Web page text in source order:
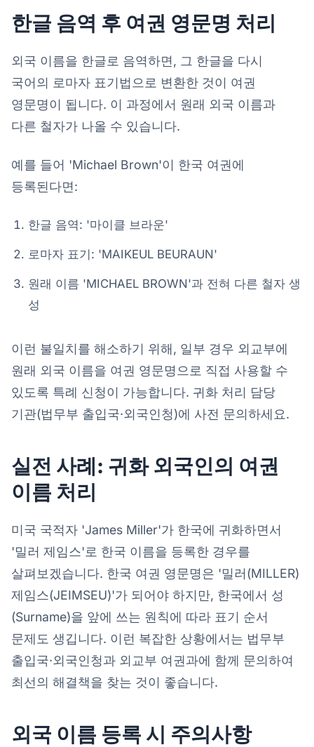
한글 음역 후 여권 영문명 처리
외국 이름을 한글로 음역하면, 그 한글을 다시
국어의 로마자 표기법으로 변환한 것이 여권
영문명이 됩니다. 이 과정에서 원래 외국 이름과
다른 철자가 나올 수 있습니다.
예를 들어 'Michael Brown'이 한국 여권에
등록된다면:
한글 음역: '마이클 브라운'
로마자 표기: 'MAIKEUL BEURAUN'
원래 이름 'MICHAEL BROWN'과 전혀 다른 철자 생
성
이런 불일치를 해소하기 위해, 일부 경우 외교부에
원래 외국 이름을 여권 영문명으로 직접 사용할 수
있도록 특례 신청이 가능합니다. 귀화 처리 담당
기관(법무부 출입국·외국인청)에 사전 문의하세요.
실전 사례: 귀화 외국인의 여권
이름 처리
미국 국적자 'James Miller'가 한국에 귀화하면서
'밀러 제임스'로 한국 이름을 등록한 경우를
살펴보겠습니다. 한국 여권 영문명은 '밀러(MILLER)
제임스(JEIMSEU)'가 되어야 하지만, 한국에서 성
(Surname)을 앞에 쓰는 원칙에 따라 표기 순서
문제도 생깁니다. 이런 복잡한 상황에서는 법무부
출입국·외국인청과 외교부 여권과에 함께 문의하여
최선의 해결책을 찾는 것이 좋습니다.
외국 이름 등록 시 주의사항